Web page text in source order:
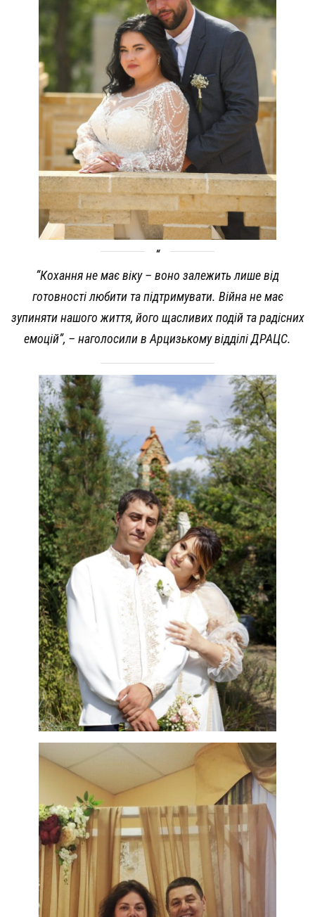
“Кохання не має віку – воно залежить лише від
готовності любити та підтримувати. Війна не має
зупиняти нашого життя, його щасливих подій та радісних
емоцій”, – наголосили в Арцизькому відділі ДРАЦС.